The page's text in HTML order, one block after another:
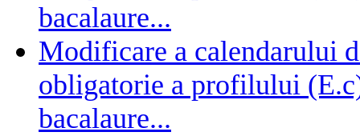
bacalaure...
Modificare a calendarului
obligatorie a profilului
bacalaure...